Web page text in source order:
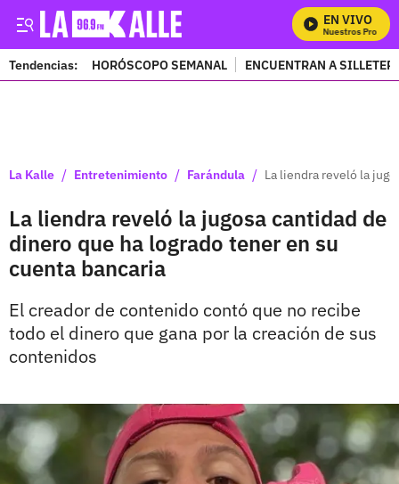
EN VIVO
Mira Todos Nuestros
Tendencias: HORÓSCOPO SEMANAL ENCUENTRAN A
La Kalle / Entretenimiento / Farándula / La liendra reveló la
La liendra reveló la jugosa cantidad de
dinero que ha logrado tener en su
cuenta bancaria
El creador de contenido contó que no recibe
todo el dinero que gana por la creación de sus
contenidos